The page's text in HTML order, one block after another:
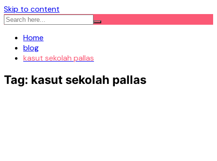
Skip to content
Home
blog
kasut sekolah pallas
Tag: kasut sekolah pallas